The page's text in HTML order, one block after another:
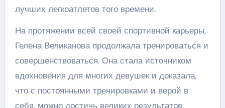
лучших легкоатлетов того времени.
На протяжении всей своей спортивной карьеры,
Гелена Великанова продолжала тренироваться и
совершенствоваться. Она стала источником
вдохновения для многих девушек и доказала,
что с постоянными тренировками и верой в
себя, можно достичь великих результатов.